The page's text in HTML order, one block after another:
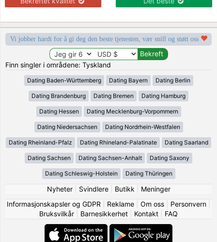
Vi jobber hardt for å gi deg den beste tjenesten, vær snill og støtt oss
Finn singler i områdene: Tyskland
Dating Baden-Württemberg Dating Bayern Dating Berlin
Dating Brandenburg Dating Bremen Dating Hamburg
Dating Hessen Dating Mecklenburg-Vorpommern
Dating Niedersachsen Dating Nordrhein-Westfalen
Dating Rheinland-Pfalz Dating Rhineland-Palatinate Dating Saarland
Dating Sachsen Dating Sachsen-Anhalt Dating Saxony
Dating Schleswig-Holstein Dating Thüringen
Nyheter| Svindlere| Butikk
Meninger
Informasjonskapsler og GDPR
Reklame| Om oss| Personvern|
Bruksvilkår
Barnesikkerhet Kontakt FAQ